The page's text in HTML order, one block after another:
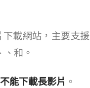
下載網站，主要支援
和 Dailymotion。
不能下載長影片 。